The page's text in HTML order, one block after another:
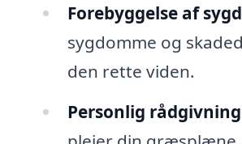
Forebyggelse af
sygdomme og
den rette viden.
Personlig